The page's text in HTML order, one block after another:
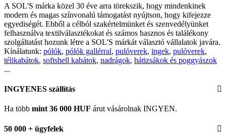
A SOL'S márka közel 30 éve arra törekszik, hogy mindenkinek
modern és magas színvonalú támogatást nyújtson, hogy kifejezze
egyediségét. Ebből a célból szakértelmünket és szenvedélyünket
felhasználva textilválasztékokat és számos hasznos és találékony
szolgáltatást hozunk létre a SOL'S márkát választó vállalatok javára.
Kínálatunk: pólók, pólók gallérral, pulóverek, ingek, pulóverek,
télikabátok, softshell kabátok, nadrágok, hátizsákok és poggyászok
...
INGYENES szállítás
Ha több mint 36 000 HUF árut vásárolnak INGYEN.
50 000 + ügyfelek